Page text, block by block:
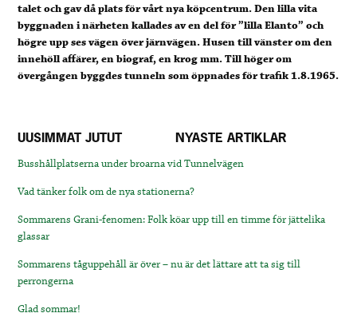
talet och gav då plats för vårt nya köpcentrum. Den lilla vita
byggnaden i närheten kallades av en del för ”lilla Elanto” och
högre upp ses vägen över järnvägen. Husen till vänster om den
innehöll affärer, en biograf, en krog mm. Till höger om
övergången byggdes tunneln som öppnades för trafik 1.8.1965.
UUSIMMAT JUTUT NYASTE ARTIKLAR
Busshållplatserna under broarna vid Tunnelvägen
Vad tänker folk om de nya stationerna?
Sommarens Grani-fenomen: Folk köar upp till en timme för jättelika
glassar
Sommarens tåguppehåll är över – nu är det lättare att ta sig till
perrongerna
Glad sommar!